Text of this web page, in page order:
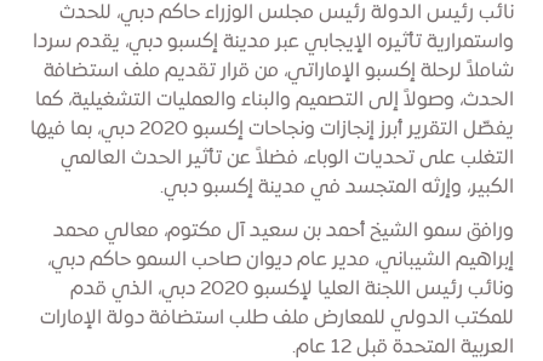
نائب رئيس الدولة رئيس مجلس الوزراء حاكم دبي، للحدث
واستمرارية تأثيره الإيجابي عبر مدينة إكسبو دبي، يقدم سردا
شاملاً لرحلة إكسبو الإماراتي، من قرار تقديم ملف استضافة
الحدث، وصولاً إلى التصميم والبناء والعمليات التشغيلية، كما
يفصّل التقرير أبرز إنجازات ونجاحات إكسبو 2020 دبي، بما فيها
التغلب على تحديات الوباء، فضلاً عن تأثير الحدث العالمي
الكبير، وإرثه المتجسد في مدينة إكسبو دبي.
ورافق سمو الشيخ أحمد بن سعيد آل مكتوم، معالي محمد
إبراهيم الشيباني، مدير عام ديوان صاحب السمو حاكم دبي،
ونائب رئيس اللجنة العليا لإكسبو 2020 دبي، الذي قدم
للمكتب الدولي للمعارض ملف طلب استضافة دولة الإمارات
العربية المتحدة قبل 12 عام.